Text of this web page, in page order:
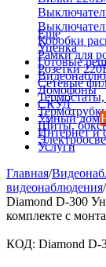
Коробки
Рамки для
Розетки
Сетевые
Щиты,
Еще
Уценка
Готовые
Домофоны
СКУД
Умный дом
Интернет и
Услуги
Главная/
видеонаблюдения/
Diamond D-300
комплекте с
КОД: Diamond D-